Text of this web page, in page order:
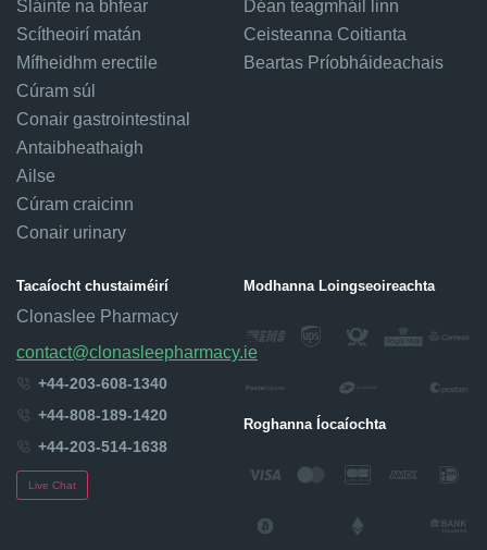
Sláinte na bhfear
Scítheoirí matán
Mífheidhm erectile
Cúram súl
Conair gastrointestinal
Antaibheathaigh
Ailse
Cúram craicinn
Conair urinary
Déan teagmháil linn
Ceisteanna Coitianta
Beartas Príobháideachais
Tacaíocht chustaiméirí
Clonaslee Pharmacy
contact@clonasleepharmacy.ie
+44-203-608-1340
+44-808-189-1420
+44-203-514-1638
Live Chat
Modhanna Loingseoireachta
Roghanna Íocaíochta